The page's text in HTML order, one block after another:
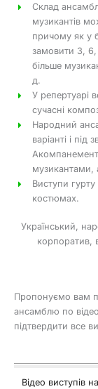
Склад
музикантів
причому як у
замовити 3, 6,
більше
д.
У репертуарі
сучасні
Народний
варіанті і
музикантами,
Виступи
костюмах.
Український,
корпоратив,
Пропонуємо вам
ансамблю по
підтвердити все
Відео виступів